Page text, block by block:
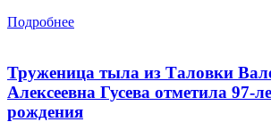
Подробнее
Труженица тыла из Таловки
Алексеевна Гусева отметила 97-
рождения